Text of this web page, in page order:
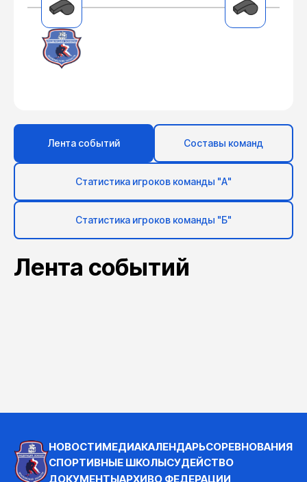
Лента событий Составы команд
Статистика игроков команды "А"
Статистика игроков команды "Б"
Лента событий
НОВОСТИМЕДИАКАЛЕНДАРЬСОРЕВНОВАНИЯ
СПОРТИВНЫЕ ШКОЛЫСУДЕЙСТВО
ДОКУМЕНТЫАРХИВО ФЕДЕРАЦИИ